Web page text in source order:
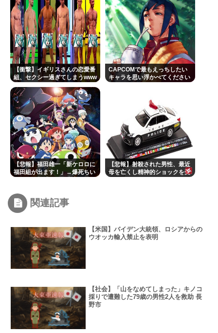
【衝撃】イギリスさんの恋愛番
組、セクシー過ぎてしまうwww
CAPCOMで最もえっちしたい
キャラを思い浮かべてください
【悲報】福田雄一「新ケロロに
福田組が出ます！」→爆死ちい
【悲報】射殺された男性、最近
母を亡くし精神的ショックを受
関連記事
【米国】バイデン大統領、ロシアからの
ウオッカ輸入禁止を表明
【社会】「山をなめてしまった」キノコ
採りで遭難した79歳の男性2人を救助 長
野市